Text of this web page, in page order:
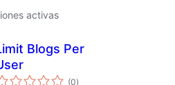
activas
Blogs Per
(0evaluación
)